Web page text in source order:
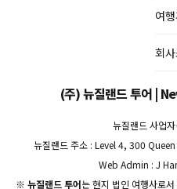
여
회
(주) 뉴질랜드 투어 |
뉴질랜드 사업
뉴질랜드 주소 : Level 4, 300
Web Admin : J
※ 뉴질랜드 투어는 현지 법인 여행사로서